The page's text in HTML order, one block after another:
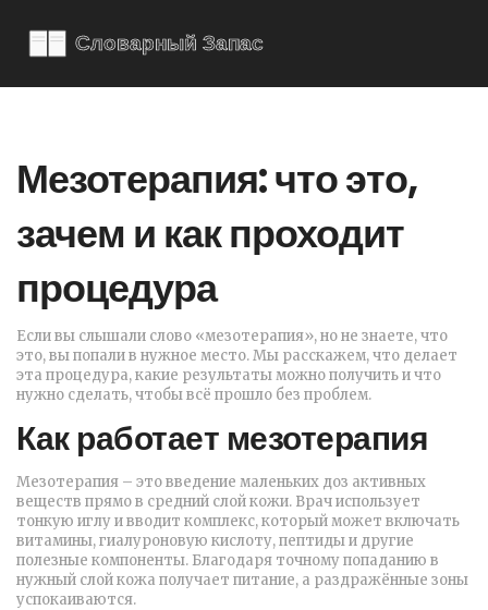
Мезотерапия: что это,
зачем и как проходит
процедура
Если вы слышали слово «мезотерапия», но не знаете, что
это, вы попали в нужное место. Мы расскажем, что делает
эта процедура, какие результаты можно получить и что
нужно сделать, чтобы всё прошло без проблем.
Как работает мезотерапия
Мезотерапия – это введение маленьких доз активных
веществ прямо в средний слой кожи. Врач использует
тонкую иглу и вводит комплекс, который может включать
витамины, гиалуроновую кислоту, пептиды и другие
полезные компоненты. Благодаря точному попаданию в
нужный слой кожа получает питание, а раздражённые зоны
успокаиваются.